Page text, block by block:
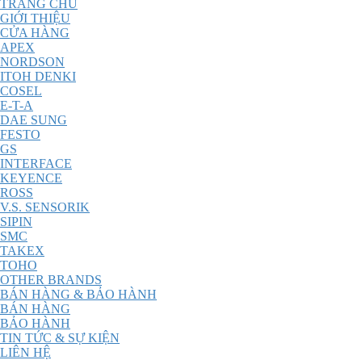
TRANG CHỦ
GIỚI THIỆU
CỬA HÀNG
APEX
NORDSON
ITOH DENKI
COSEL
E-T-A
DAE SUNG
FESTO
GS
INTERFACE
KEYENCE
ROSS
V.S. SENSORIK
SIPIN
SMC
TAKEX
TOHO
OTHER BRANDS
BÁN HÀNG & BẢO HÀNH
BÁN HÀNG
BẢO HÀNH
TIN TỨC & SỰ KIỆN
LIÊN HỆ